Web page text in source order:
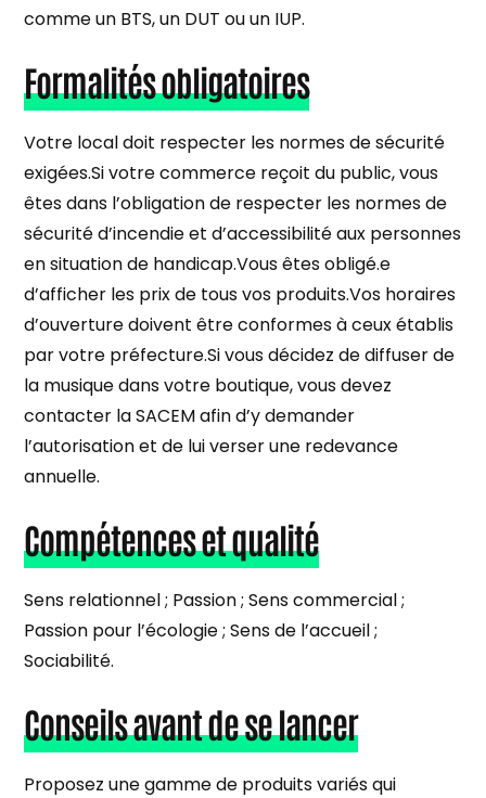
comme un BTS, un DUT ou un IUP.
Formalités obligatoires
Votre local doit respecter les normes de sécurité
exigées.Si votre commerce reçoit du public, vous
êtes dans l’obligation de respecter les normes de
sécurité d’incendie et d’accessibilité aux personnes
en situation de handicap.Vous êtes obligé.e
d’afficher les prix de tous vos produits.Vos horaires
d’ouverture doivent être conformes à ceux établis
par votre préfecture.Si vous décidez de diffuser de
la musique dans votre boutique, vous devez
contacter la SACEM afin d’y demander
l’autorisation et de lui verser une redevance
annuelle.
Compétences et qualité
Sens relationnel ; Passion ; Sens commercial ;
Passion pour l’écologie ; Sens de l’accueil ;
Sociabilité.
Conseils avant de se lancer
Proposez une gamme de produits variés qui